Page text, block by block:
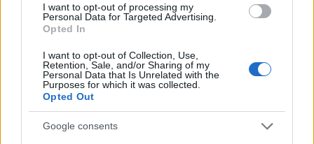
I want to opt-out of processing my
Personal Data for Targeted Advertising.
Opted In
I want to opt-out of Collection, Use,
Retention, Sale, and/or Sharing of my
Personal Data that Is Unrelated with the
Purposes for which it was collected.
Opted Out
Google consents
TEMI:
Comune Di Arzachena
Coronavirus Arzachena
Roberto Ragnedda
Inviaci le tue segnalazioni,
Su WhatsApp al numero +39
345 356 7512